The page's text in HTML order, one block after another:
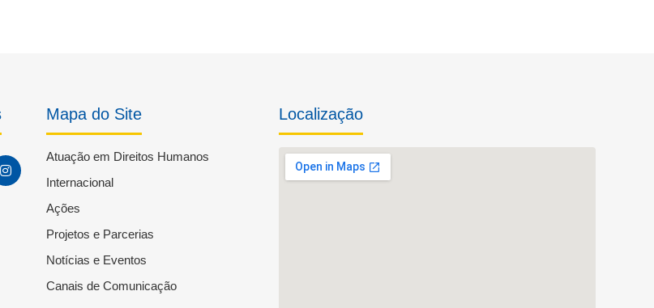
Mapa do Site
Atuação em Direitos Humanos
Internacional
Ações
Projetos e Parcerias
Notícias e Eventos
Canais de Comunicação
Localização